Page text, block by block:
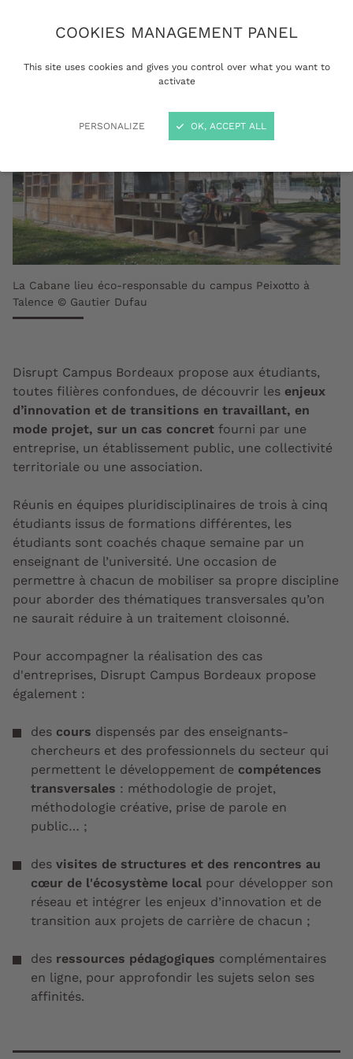
COOKIES MANAGEMENT PANEL
This site uses cookies and gives you control over what you want to
activate
PERSONALIZE OK, ACCEPT ALL
La Cabane lieu éco-responsable du campus Peixotto à
Talence © Gautier Dufau
Disrupt Campus Bordeaux propose aux étudiants,
toutes filières confondues, de découvrir les enjeux
d’innovation et de transitions en travaillant, en
mode projet, sur un cas concret fourni par une
entreprise, un établissement public, une collectivité
territoriale ou une association.
Réunis en équipes pluridisciplinaires de trois à cinq
étudiants issus de formations différentes, les
étudiants sont coachés chaque semaine par un
enseignant de l’université. Une occasion de
permettre à chacun de mobiliser sa propre discipline
pour aborder des thématiques transversales qu’on
ne saurait réduire à un traitement cloisonné.
Pour accompagner la réalisation des cas
d'entreprises, Disrupt Campus Bordeaux propose
également :
des cours dispensés par des enseignants-
chercheurs et des professionnels du secteur qui
permettent le développement de compétences
transversales : méthodologie de projet,
méthodologie créative, prise de parole en
public… ;
des visites de structures et des rencontres au
cœur de l'écosystème local pour développer son
réseau et intégrer les enjeux d’innovation et de
transition aux projets de carrière de chacun ;
des ressources pédagogiques complémentaires
en ligne, pour approfondir les sujets selon ses
affinités.